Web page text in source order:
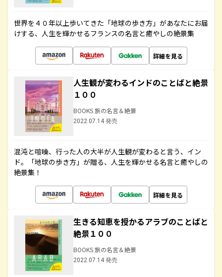
世界を４０年以上歩いてきた「地球の歩き方」があなたにお届
けする、人生を輝かせるフランスの名言と癒やしの絶景集
詳細を見る
人生観が変わるインドのことばと絶景
１００
BOOKS 旅の名言＆絶景
2022.07.14 発売
混沌と喧噪、行った人の大半が人生観が変わると言う、イン
ド。「地球の歩き方」が贈る、人生を輝かせる名言と癒やしの
絶景集！
詳細を見る
生きる知恵を授かるアラブのことばと
絶景１００
BOOKS 旅の名言＆絶景
2022.07.14 発売